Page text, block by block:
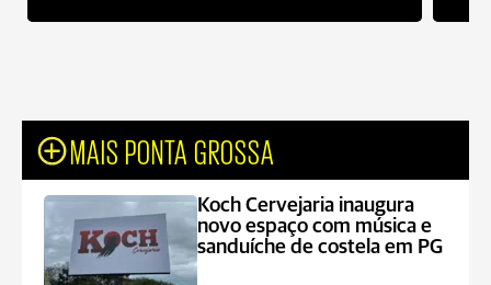
MAIS PONTA GROSSA
Koch Cervejaria inaugura
novo espaço com música e
sanduíche de costela em PG